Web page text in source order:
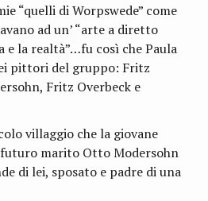
“quelli di Worpswede” come
ad un’ “arte a diretto
la realtà”…fu così che Paula
pittori del gruppo: Fritz
Fritz Overbeck e
villaggio che la giovane
marito Otto Modersohn
di lei, sposato e padre di una